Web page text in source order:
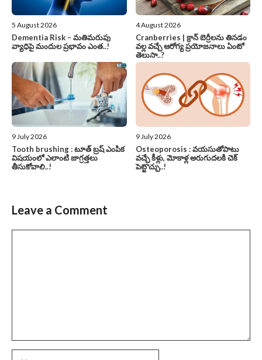
5 August 2026
Dementia Risk – మతిమరుపు
వ్యాధిపై మందుల ప్రభావం ఎంత..!
4 August 2026
Cranberries | క్రాన్ బెర్రీల‌ను తిన‌డం
వ‌ల్ల వచ్చే ఆరోగ్య ప్రయోజనాలు ఏంటో
తెలుసా..?
9 July 2026
Tooth brushing : టూత్ బ్రష్ ఎంపిక
విషయంలో ఎలాంటి జాగ్రత్తలు
తీసుకోవాలి..!
9 July 2026
Osteoporosis : వయసుతోపాటు
వచ్చే కీళ్లు, మోకాళ్ల అరుగుదలకి చెక్
పెట్టొచ్చు..!
Leave a Comment